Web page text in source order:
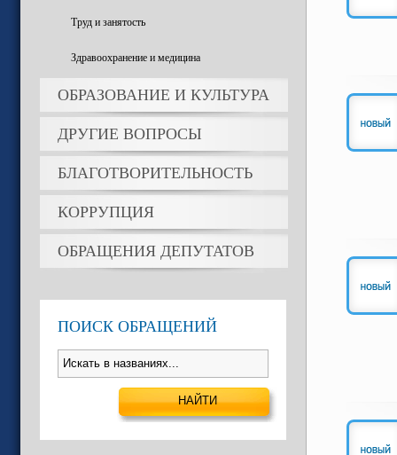
Труд и занятость
Здравоохранение и медицина
ОБРАЗОВАНИЕ И КУЛЬТУРА
ДРУГИЕ ВОПРОСЫ
БЛАГОТВОРИТЕЛЬНОСТЬ
КОРРУПЦИЯ
ОБРАЩЕНИЯ ДЕПУТАТОВ
ПОИСК ОБРАЩЕНИЙ